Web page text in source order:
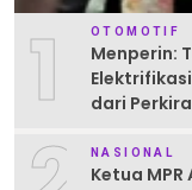
1 OTOMOTIF
Menperin:
dari
NASIONAL
Ketua